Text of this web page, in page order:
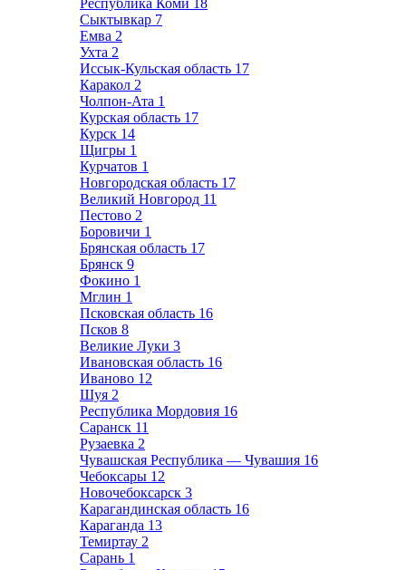
Республика Коми 18
Сыктывкар 7
Емва 2
Ухта 2
Иссык-Кульская область 17
Каракол 2
Чолпон-Ата 1
Курская область 17
Курск 14
Щигры 1
Курчатов 1
Новгородская область 17
Великий Новгород 11
Пестово 2
Боровичи 1
Брянская область 17
Брянск 9
Фокино 1
Мглин 1
Псковская область 16
Псков 8
Великие Луки 3
Ивановская область 16
Иваново 12
Шуя 2
Республика Мордовия 16
Саранск 11
Рузаевка 2
Чувашская Республика — Чувашия 16
Чебоксары 12
Новочебоксарск 3
Карагандинская область 16
Караганда 13
Темиртау 2
Сарань 1